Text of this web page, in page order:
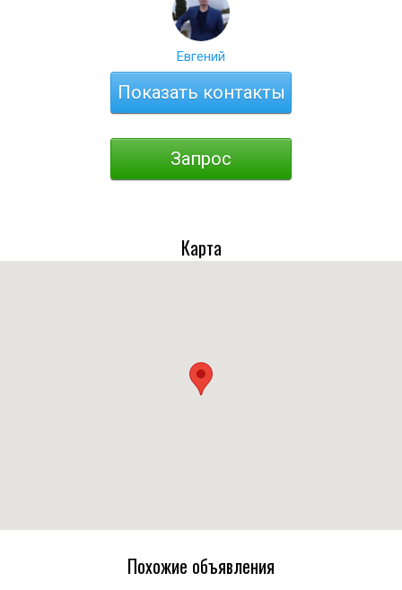
Евгений
Показать контакты
Запрос
Карта
Похожие объявления